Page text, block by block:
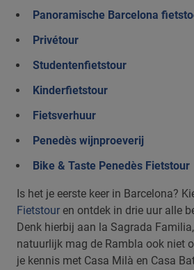
Panoramische Barcelona
Privétour
Studentenfietstour
Kinderfietstour
Fietsverhuur
Penedès wijnproeverij
Bike & Taste Penedès Fietstour
Is het je eerste keer in Barcelona?
Fietstour en ontdek in drie uur alle
Denk hierbij aan la Sagrada
natuurlijk mag de Rambla ook niet
je kennis met Casa Milà en Casa